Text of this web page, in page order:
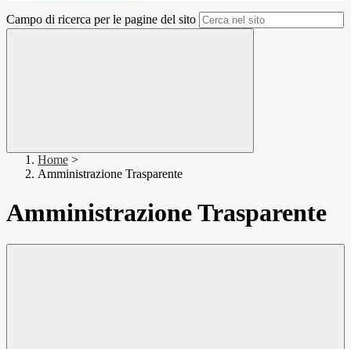
Campo di ricerca per le pagine del sito
Home >
Amministrazione Trasparente
Amministrazione Trasparente